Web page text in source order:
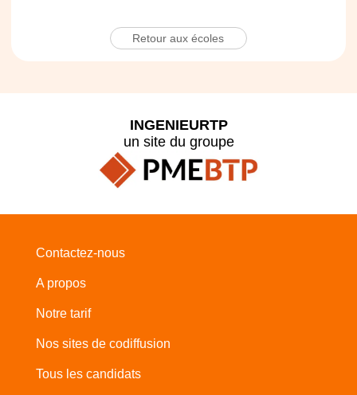
Retour aux écoles
INGENIEURTP
un site du groupe
Contactez-nous
A propos
Notre tarif
Nos sites de codiffusion
Tous les candidats